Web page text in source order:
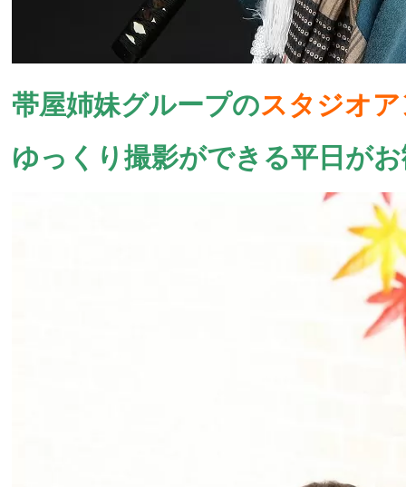
帯屋姉妹グループのスタジオ
ゆっくり撮影ができる平日が